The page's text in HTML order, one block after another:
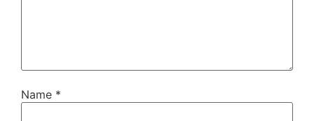
Name *